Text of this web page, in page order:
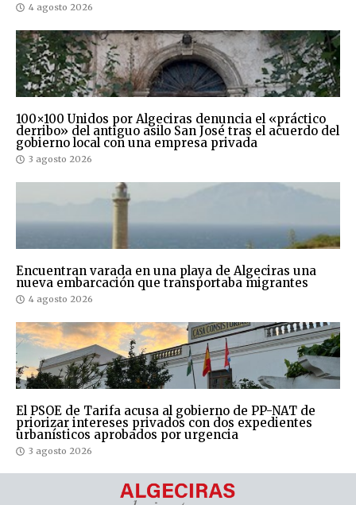
4 agosto 2026
100×100 Unidos por Algeciras denuncia el «práctico
derribo» del antiguo asilo San José tras el acuerdo del
gobierno local con una empresa privada
3 agosto 2026
Encuentran varada en una playa de Algeciras una
nueva embarcación que transportaba migrantes
4 agosto 2026
El PSOE de Tarifa acusa al gobierno de PP-NAT de
priorizar intereses privados con dos expedientes
urbanísticos aprobados por urgencia
3 agosto 2026